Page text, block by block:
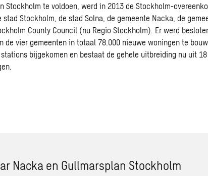
Stockholm te voldoen, werd in 2013 de Stockholm-
stad Stockholm, de stad Solna, de gemeente Nacka, de
County Council (nu Regio Stockholm). Er werd
de vier gemeenten in totaal 78.000 nieuwe woningen te
bijgekomen en bestaat de gehele uitbreiding nu uit
Nacka en Gullmarsplan Stockholm